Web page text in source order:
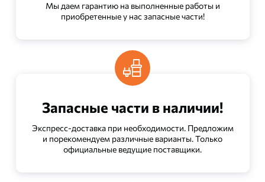
Мы даем гарантию на выполненные работы и
приобретенные у нас запасные части!
Запасные части в наличии!
Экспресс-доставка при необходимости. Предложим
и порекомендуем различные варианты. Только
официальные ведущие поставщики.